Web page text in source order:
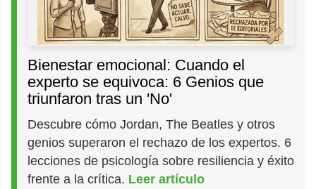
Bienestar emocional: Cuando el
experto se equivoca: 6 Genios que
triunfaron tras un 'No'
Descubre cómo Jordan, The Beatles y otros
genios superaron el rechazo de los expertos. 6
lecciones de psicología sobre resiliencia y éxito
frente a la crítica. Leer artículo